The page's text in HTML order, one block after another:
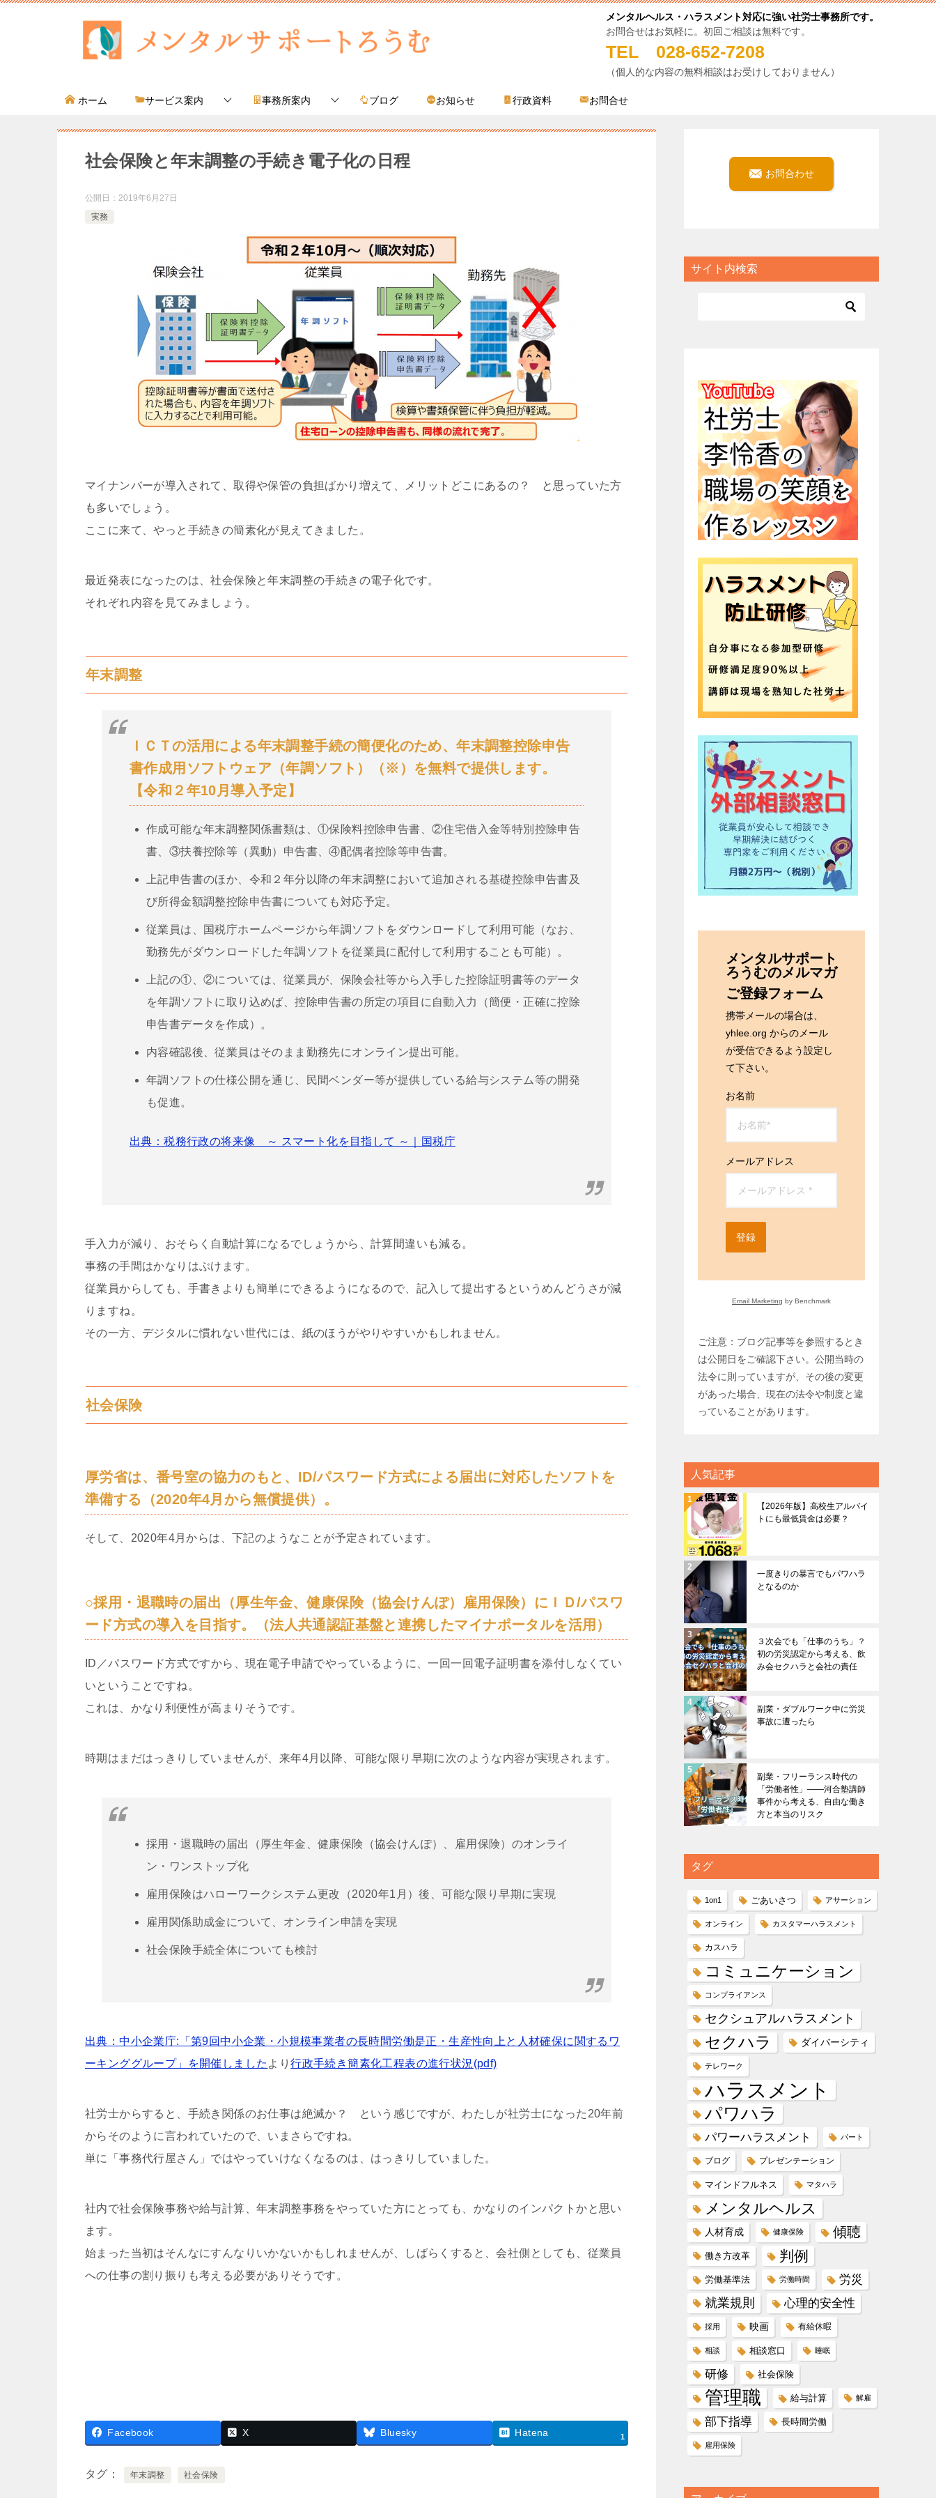
メンタルヘルス・ハラスメント対応に強い社労士事務所です。
お問合せはお気軽に。初回ご相談は無料です。
TEL 028-652-7208
（個人的な内容の無料相談はお受けしておりません）
ホーム サービス案内 事務所案内 ブログ お知らせ 行政資料 お問合せ
社会保険と年末調整の手続き電子化の日程
公開日： 2019年6月27日
実務
マイナンバーが導入されて、取得や保管の負担ばかり増えて、メリットどこにあるの？ と思っていた方
も多いでしょう。
ここに来て、やっと手続きの簡素化が見えてきました。
最近発表になったのは、社会保険と年末調整の手続きの電子化です。
それぞれ内容を見てみましょう。
年末調整
ＩＣＴの活用による年末調整手続の簡便化のため、年末調整控除申告
書作成用ソフトウェア （年調ソフト）（※）を無料で提供します。
【令和２年10月導入予定】
作成可能な年末調整関係書類は、①保険料控除申告書、②住宅借入金等特別控除申告
書、③扶養控除等（異動）申告書、④配偶者控除等申告書。
上記申告書のほか、令和２年分以降の年末調整において追加される基礎控除申告書及
び所得金額調整控除申告書についても対応予定。
従業員は、国税庁ホームページから年調ソフトをダウンロードして利用可能（なお、
勤務先がダウンロードした年調ソフトを従業員に配付して利用することも可能）。
上記の①、②については、従業員が、保険会社等から入手した控除証明書等のデータ
を年調ソフトに取り込めば、控除申告書の所定の項目に自動入力（簡便・正確に控除
申告書データを作成）。
内容確認後、従業員はそのまま勤務先にオンライン提出可能。
年調ソフトの仕様公開を通じ、民間ベンダー等が提供している給与システム等の開発
も促進。
出典：税務行政の将来像 ～ スマート化を目指して ～｜国税庁
手入力が減り、おそらく自動計算になるでしょうから、計算間違いも減る。
事務の手間はかなりはぶけます。
従業員からしても、手書きよりも簡単にできるようになるので、記入して提出するというめんどうさが減
りますね。
その一方、デジタルに慣れない世代には、紙のほうがやりやすいかもしれません。
社会保険
厚労省は、番号室の協力のもと、ID/パスワード方式による届出に対応したソフトを
準備する（2020年4月から無償提供）。
そして、2020年4月からは、下記のようなことが予定されています。
○採用・退職時の届出（厚生年金、健康保険（協会けんぽ）雇用保険）にＩＤ/パスワ
ード方式の導入を目指す。（法人共通認証基盤と連携したマイナポータルを活用）
ID／パスワード方式ですから、現在電子申請でやっているように、一回一回電子証明書を添付しなくてい
いということですね。
これは、かなり利便性が高まりそうです。
時期はまだはっきりしていませんが、来年4月以降、可能な限り早期に次のような内容が実現されます。
採用・退職時の届出（厚生年金、健康保険（協会けんぽ）、雇用保険）のオンライ
ン・ワンストップ化
雇用保険はハローワークシステム更改（2020年1月）後、可能な限り早期に実現
雇用関係助成金について、オンライン申請を実現
社会保険手続全体についても検討
出典：中小企業庁:「第9回中小企業・小規模事業者の長時間労働是正・生産性向上と人材確保に関するワ
ーキンググループ」を開催しました より行政手続き簡素化工程表の進行状況(pdf)
社労士からすると、手続き関係のお仕事は絶滅か？ という感じですが、わたしが社労士になった20年前
からそのように言われていたので、いまさらですね。
単に「事務代行屋さん」ではやっていけなくなるのは、はっきりしていました。
社内で社会保険事務や給与計算、年末調整事務をやっていた方にとっても、かなりのインパクトかと思い
ます。
始まった当初はそんなにすんなりいかないかもしれませんが、しばらくすると、会社側としても、従業員
への仕事の割り振りも考える必要がありそうです。
Facebook X Bluesky Hatena 1
タグ 年末調整 社会保険
お問合わせ
サイト内検索
メンタルサポート
ろうむのメルマガ
ご登録フォーム
携帯メールの場合は、
yhlee.org からのメール
が受信できるよう設定し
て下さい。
お名前
メールアドレス
登録
Email Marketing by Benchmark
ご注意：ブログ記事等を参照するとき
は公開日をご確認下さい。公開当時の
法令に則っていますが、その後の変更
があった場合、現在の法令や制度と違
っていることがあります。
人気記事
【2026年版】高校生アルバイ
トにも最低賃金は必要？
一度きりの暴言でもパワハラ
となるのか
３次会でも「仕事のうち」？
初の労災認定から考える、飲
み会セクハラと会社の責任
副業・ダブルワーク中に労災
事故に遭ったら
副業・フリーランス時代の
「労働者性」――河合塾講師
事件から考える、自由な働き
方と本当のリスク
タグ
1on1 ごあいさつ アサーション
オンライン カスタマーハラスメント
カスハラ
コミュニケーション
コンプライアンス
セクシュアルハラスメント
セクハラ ダイバーシティ
テレワーク
ハラスメント
パワハラ
パワーハラスメント パート
ブログ プレゼンテーション
マインドフルネス マタハラ
メンタルヘルス
人材育成 健康保険 傾聴
働き方改革 判例
労働基準法 労働時間 労災
就業規則 心理的安全性
採用 映画 有給休暇
相談 相談窓口 睡眠
研修 社会保険
管理職 給与計算 解雇
部下指導 長時間労働
雇用保険